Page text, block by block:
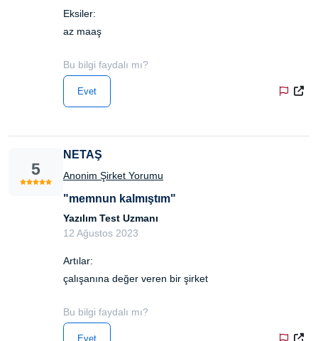
Eksiler:
az maaş
Bu bilgi faydalı mı?
Evet
5
NETAŞ
Anonim Şirket Yorumu
"memnun kalmıştım"
Yazılım Test Uzmanı
12 Ağustos 2023
Artılar:
çalışanına değer veren bir şirket
Bu bilgi faydalı mı?
Evet